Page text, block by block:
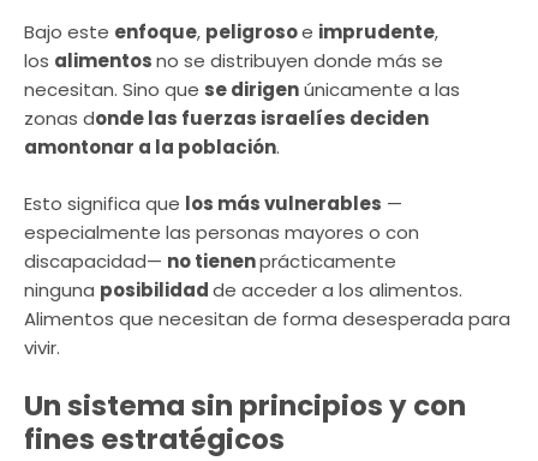
Bajo este enfoque, peligrosoe imprudente,
los alimentosno se distribuyen donde más se
necesitan. Sino que se dirigenúnicamente a las
zonas donde las fuerzas israelíes deciden
amontonar a la población.
Esto significa que los más vulnerables —
especialmente las personas mayores o con
discapacidad— no tienenprácticamente
ninguna posibilidadde acceder a los alimentos.
Alimentos que necesitan de forma desesperada para
vivir.
Un sistema sin principios y con
fines estratégicos